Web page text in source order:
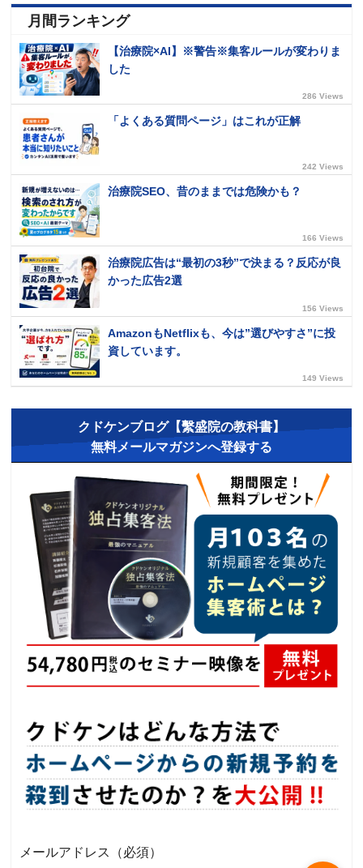
月間ランキング
【治療院×AI】※警告※集客ルールが変わりま
した
286 Views
「よくある質問ページ」はこれが正解
242 Views
治療院SEO、昔のままでは危険かも？
166 Views
治療院広告は“最初の3秒”で決まる？反応が良
かった広告2選
156 Views
AmazonもNetflixも、今は”選びやすさ”に投
資しています。
149 Views
クドケンブログ【繫盛院の教科書】
無料メールマガジンへ登録する
メールアドレス （必須）